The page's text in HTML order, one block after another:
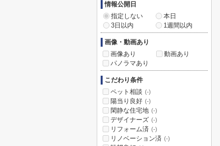
情報公開日
指定しない
本日
3日以内
1週間以内
画像・動画あり
画像あり
動画あり
パノラマあり
こだわり条件
ペット相談 (-)
陽当り良好 (-)
閑静な住宅地 (-)
デザイナーズ (-)
リフォーム済 (-)
リノベーション済 (-)